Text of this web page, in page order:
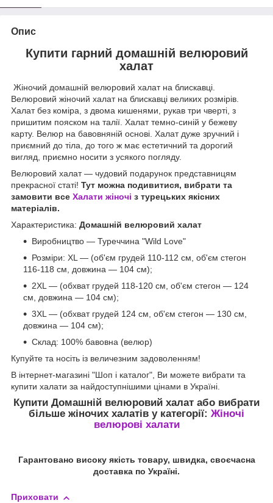
Опис
Купити гарний домашній велюровий
халат
Жіночий домашній велюровий халат на блискавці.
Велюровий жіночий халат на блискавці великих розмірів.
Халат без коміра, з двома кишенями, рукав три чверті, з
пришитим пояском на талії. Халат темно-синій у бежеву
карту. Велюр на бавовняній основі. Халат дуже зручний і
приємний до тіла, до того ж має естетичний та дорогий
вигляд, приємно носити з усякого погляду.
Велюровий халат — чудовий подарунок представницям
прекрасної статі! Тут можна подивитися, вибрати та
замовити все Халати жіночі з турецьких якісних
матеріалів.
Характеристика: Домашній велюровий халат
Виробництво — Туреччина "Wild Love"
Розміри: XL — (об'єм грудей 110-112 см, об'єм стегон
116-118 см, довжина — 104 см);
2XL — (обхват грудей 118-120 см, об'єм стегон — 124
см, довжина — 104 см);
3XL — (обхват грудей 124 см, об'єм стегон — 130 см,
довжина — 104 см);
Склад: 100% бавовна (велюр)
Купуйте та носіть із величезним задоволенням!
В інтернет-магазині "Шоп і каталог", Ви можете вибрати та
купити халати за найдоступнішими цінами в Україні.
Купити Домашній велюровий халат або вибрати
більше жіночих халатів у категорії: Жіночі
велюрові халати
Гарантовано високу якість товару, швидка, своєчасна
доставка по Україні.
Приховати